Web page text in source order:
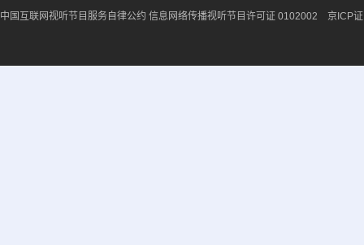
中国互联网视听节目服务自律公约 信息网络传播视听节目许可证 0102002 京ICP